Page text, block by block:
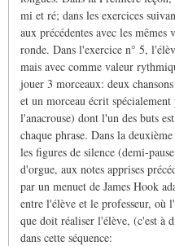
mi et ré; dans les exercices
aux précédentes avec les
ronde. Dans l'exercice n° 5,
mais avec comme valeur
jouer 3 morceaux: deux
et un morceau écrit
l'anacrouse) dont l'un des buts
chaque phrase. Dans la
les figures de silence (demi-
d'orgue, aux notes apprises
par un menuet de James Hook
entre l'élève et le professeur, où
que doit réaliser l'élève, (c'est à
dans cette séquence: